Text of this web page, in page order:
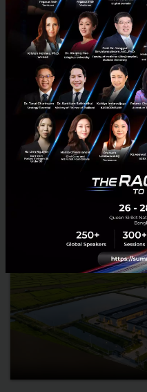
3 เรื่องที่ประเทศไทยต้อง
ระบบราชการ เพื่อยกระดับขีด
นายอนุทิน ชาญวีรกูล นายกรัฐม
มหาดไทย กล่าวปาฐกถาพิเศษใ
ใหม่” ในงาน The INTANIA
สิงหาคม 6, 2026| By
News ประเทศไทย เศรษฐกิจไทย